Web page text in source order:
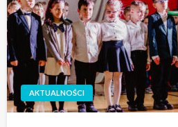
AKTUALNOŚCI